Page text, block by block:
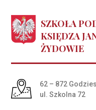
SZKOŁA
KSIĘDZA
ŻYDOWIE
Adres pocztowy:
62 – 872
ul. Szkolna 72